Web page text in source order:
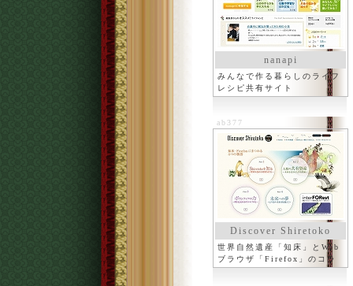
nanapi
みんなで作る暮らしのライフ
レシピ共有サイト
ab377
Discover Shiretoko
世界自然遺産「知床」とWeb
ブラウザ「Firefox」のコラ
ボ